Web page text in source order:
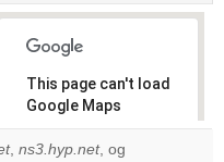
This page can't load
Google Maps
correctly.
, ns3.hyp.net, og